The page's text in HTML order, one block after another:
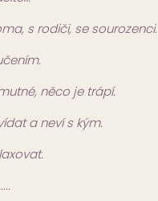
s rodiči, se sourozenci.
něco je trápí.
a neví s kým.